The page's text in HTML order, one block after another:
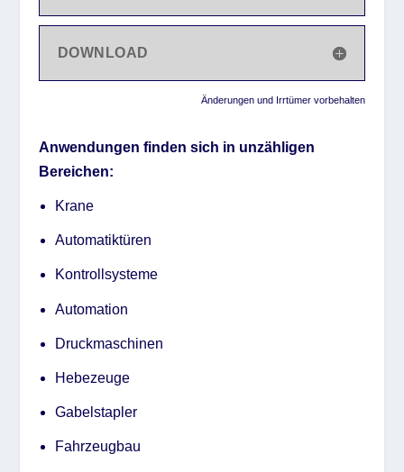
DOWNLOAD
Änderungen und Irrtümer vorbehalten
Anwendungen finden sich in unzähligen
Bereichen:
Krane
Automatiktüren
Kontrollsysteme
Automation
Druckmaschinen
Hebezeuge
Gabelstapler
Fahrzeugbau